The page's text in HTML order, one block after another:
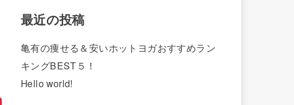
最近の投稿
亀有の痩せる＆安いホットヨガおすすめラン
キングBEST５！
Hello world!